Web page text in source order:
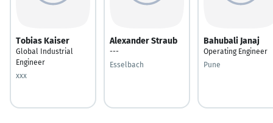
Tobias Kaiser
Global Industrial
Engineer
xxx
Alexander Straub
---
Esselbach
Bahubali Janaj
Operating Engineer
Pune